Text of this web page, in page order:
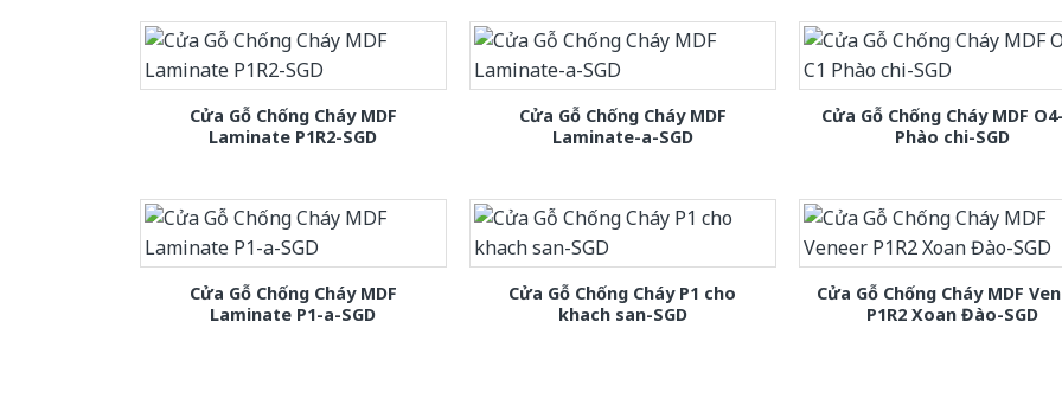
Cửa Gỗ Chống Cháy MDF
Laminate P1R2-SGD
Cửa Gỗ Chống Cháy MDF
Laminate-a-SGD
Cửa Gỗ Chống Cháy MDF
Phào chi-SGD
Cửa Gỗ Chống Cháy MDF
Laminate P1-a-SGD
Cửa Gỗ Chống Cháy P1 cho
khach san-SGD
Cửa Gỗ Chống Cháy MDF
P1R2 Xoan Đào-SGD